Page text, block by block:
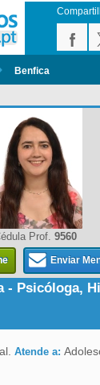
Benfica
Prof. 9560
Enviar
- Psicóloga,
Atende a: